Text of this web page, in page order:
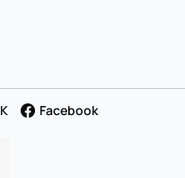
Facebook